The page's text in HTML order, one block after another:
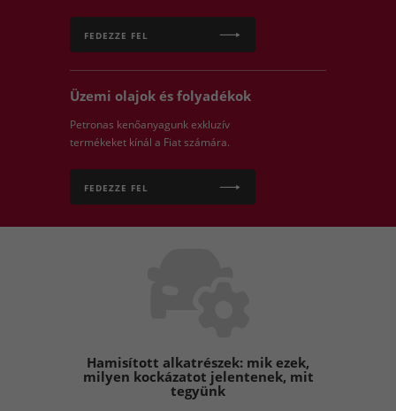
FEDEZZE FEL
Üzemi olajok és folyadékok
Petronas kenőanyagunk exkluzív
termékeket kínál a Fiat számára.
FEDEZZE FEL
Hamisított alkatrészek: mik ezek,
milyen kockázatot jelentenek, mit
tegyünk